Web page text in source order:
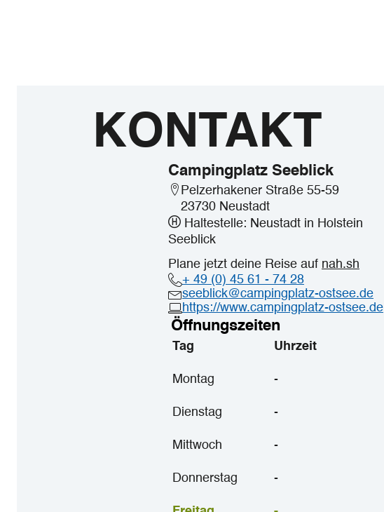
KONTAKT
Campingplatz Seeblick
Pelzerhakener Straße 55-59
23730 Neustadt
Haltestelle: Neustadt in Holstein
Seeblick
Plane jetzt deine Reise auf nah.sh
+ 49 (0) 45 61 - 74 28
seeblick@campingplatz-ostsee.de
https://www.campingplatz-ostsee.de
Öffnungszeiten
Tag Uhrzeit
Montag -
Dienstag -
Mittwoch -
Donnerstag -